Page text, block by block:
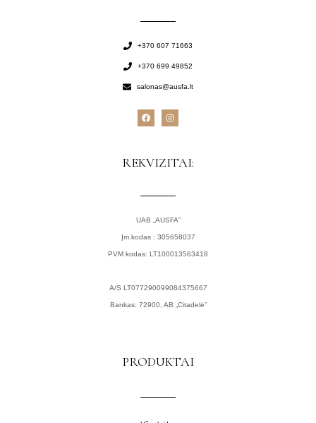
+370 607 71663
+370 699 49852
salonas@ausfa.lt
F
a
o
I
n
r
REKVIZITAI:
UAB „AUSFA”
Įm.kodas : 305658037
PVM kodas: LT100013563418
A/S LT077290099084375667
Bankas: 72900, AB „Citadelė”
PRODUKTAI